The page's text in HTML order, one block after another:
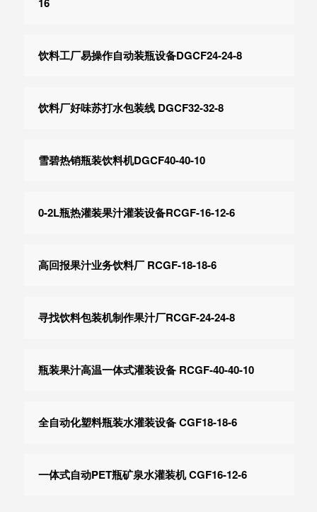
饮料工厂易操作自动装瓶设备DGCF24-24-8
饮料厂好味苏打水包装线 DGCF32-32-8
雪碧热销瓶装饮料机DGCF40-40-10
0-2L瓶热灌装果汁灌装设备RCGF-16-12-6
高回报果汁业务饮料厂 RCGF-18-18-6
寻找饮料包装机制作果汁厂RCGF-24-24-8
瓶装果汁高温一体式灌装设备 RCGF-40-40-10
全自动化塑料瓶装水灌装设备 CGF18-18-6
一体式自动PET瓶矿泉水灌装机 CGF16-12-6